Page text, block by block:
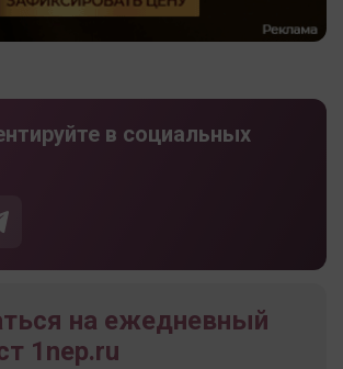
в социальных
на ежедневный
1nep.ru